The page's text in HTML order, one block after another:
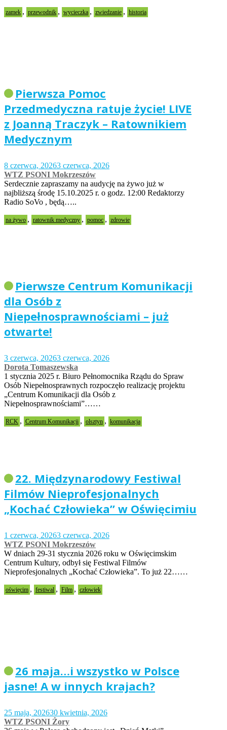
zamek , przewodnik , wycieczka , zwiedzanie , historia
Pierwsza Pomoc
Przedmedyczna ratuje życie! LIVE
z Joanną Traczyk – Ratownikiem
Medycznym
8 czerwca, 20263 czerwca, 2026
WTZ PSONI Mokrzeszów
Serdecznie zapraszamy na audycję na żywo już w
najbliższą środę 15.10.2025 r. o godz. 12:00 Redaktorzy
Radio SoVo , będą…..
na żywo , ratownik medyczny , pomoc , zdrowie
Pierwsze Centrum Komunikacji
dla Osób z
Niepełnosprawnościami – już
otwarte!
3 czerwca, 20263 czerwca, 2026
Dorota Tomaszewska
1 stycznia 2025 r. Biuro Pełnomocnika Rządu do Spraw
Osób Niepełnosprawnych rozpoczęło realizację projektu
„Centrum Komunikacji dla Osób z
Niepełnosprawnościami”……
RCK , Centrum Komunikacji , olsztyn , komunikacja
22. Międzynarodowy Festiwal
Filmów Nieprofesjonalnych
„Kochać Człowieka” w Oświęcimiu
1 czerwca, 20263 czerwca, 2026
WTZ PSONI Mokrzeszów
W dniach 29-31 stycznia 2026 roku w Oświęcimskim
Centrum Kultury, odbył się Festiwal Filmów
Nieprofesjonalnych „Kochać Człowieka”. To już 22……
oświęcim , festiwal , Film , człowiek
26 maja…i wszystko w Polsce
jasne! A w innych krajach?
25 maja, 202630 kwietnia, 2026
WTZ PSONI Żory